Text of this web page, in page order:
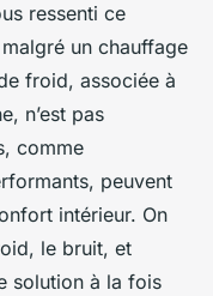
ressenti ce
un chauffage
froid, associée à
n’est pas
comme
peuvent
intérieur. On
le bruit, et
solution à la fois